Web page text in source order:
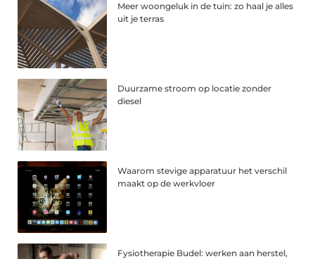
Meer woongeluk in de tuin: zo haal je alles
uit je terras
Duurzame stroom op locatie zonder
diesel
Waarom stevige apparatuur het verschil
maakt op de werkvloer
Fysiotherapie Budel: werken aan herstel,